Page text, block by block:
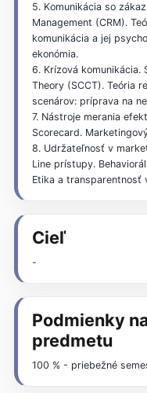
5. Komunikácia so
Management (CRM).
komunikácia a jej
ekonómia.
6. Krízová komunikácia.
Theory (SCCT). Teória
scenárov: príprava na
7. Nástroje merania
Scorecard.
8. Udržateľnosť v
Line prístupy.
Etika a transparentnosť
Cieľ
-
Podmienky
predmetu
100 % - priebežné